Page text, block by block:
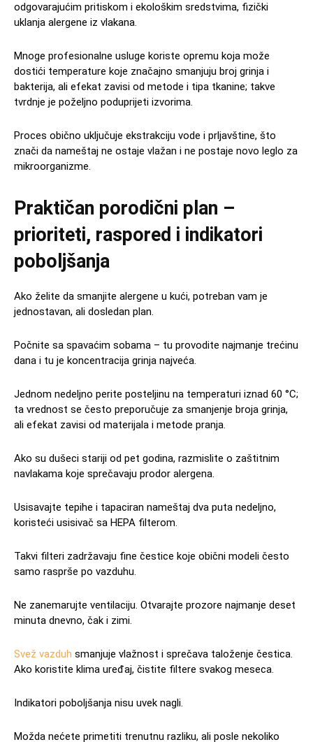
odgovarajućim pritiskom i ekološkim sredstvima, fizički
uklanja alergene iz vlakana.
Mnoge profesionalne usluge koriste opremu koja može
dostići temperature koje značajno smanjuju broj grinja i
bakterija, ali efekat zavisi od metode i tipa tkanine; takve
tvrdnje je poželjno poduprijeti izvorima.
Proces obično uključuje ekstrakciju vode i prljavštine, što
znači da nameštaj ne ostaje vlažan i ne postaje novo leglo za
mikroorganizme.
Praktičan porodični plan –
prioriteti, raspored i indikatori
poboljšanja
Ako želite da smanjite alergene u kući, potreban vam je
jednostavan, ali dosledan plan.
Počnite sa spavaćim sobama – tu provodite najmanje trećinu
dana i tu je koncentracija grinja najveća.
Jednom nedeljno perite posteljinu na temperaturi iznad 60 °C;
ta vrednost se često preporučuje za smanjenje broja grinja,
ali efekat zavisi od materijala i metode pranja.
Ako su dušeci stariji od pet godina, razmislite o zaštitnim
navlakama koje sprečavaju prodor alergena.
Usisavajte tepihe i tapaciran nameštaj dva puta nedeljno,
koristeći usisivač sa HEPA filterom.
Takvi filteri zadržavaju fine čestice koje obični modeli često
samo rasprše po vazduhu.
Ne zanemarujte ventilaciju. Otvarajte prozore najmanje deset
minuta dnevno, čak i zimi.
Svež vazduh smanjuje vlažnost i sprečava taloženje čestica.
Ako koristite klima uređaj, čistite filtere svakog meseca.
Indikatori poboljšanja nisu uvek nagli.
Možda nećete primetiti trenutnu razliku, ali posle nekoliko